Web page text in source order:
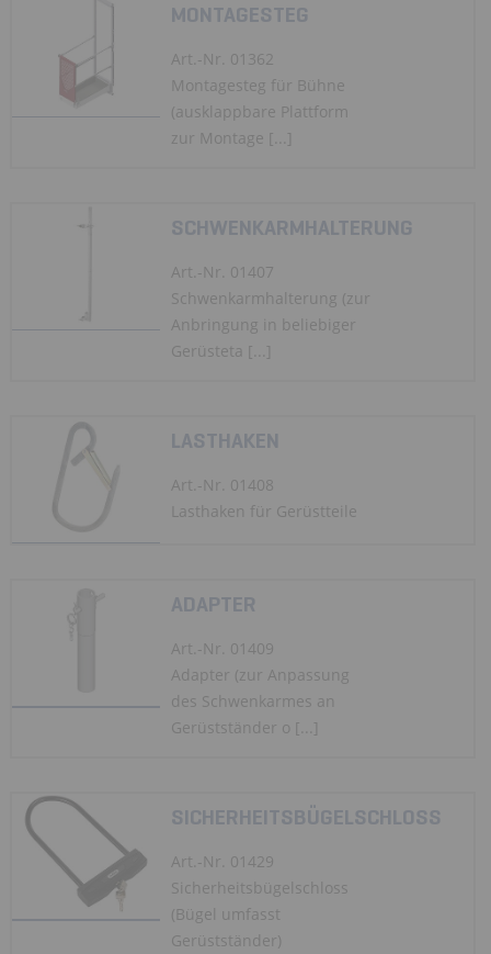
MONTAGESTEG
Art.-Nr. 01362
Montagesteg für Bühne
(ausklappbare Plattform
zur Montage [...]
SCHWENKARMHALTERUNG
Art.-Nr. 01407
Schwenkarmhalterung (zur
Anbringung in beliebiger
Gerüsteta [...]
LASTHAKEN
Art.-Nr. 01408
Lasthaken für Gerüstteile
ADAPTER
Art.-Nr. 01409
Adapter (zur Anpassung
des Schwenkarmes an
Gerüstständer o [...]
SICHERHEITSBÜGELSCHLOSS
Art.-Nr. 01429
Sicherheitsbügelschloss
(Bügel umfasst
Gerüstständer)